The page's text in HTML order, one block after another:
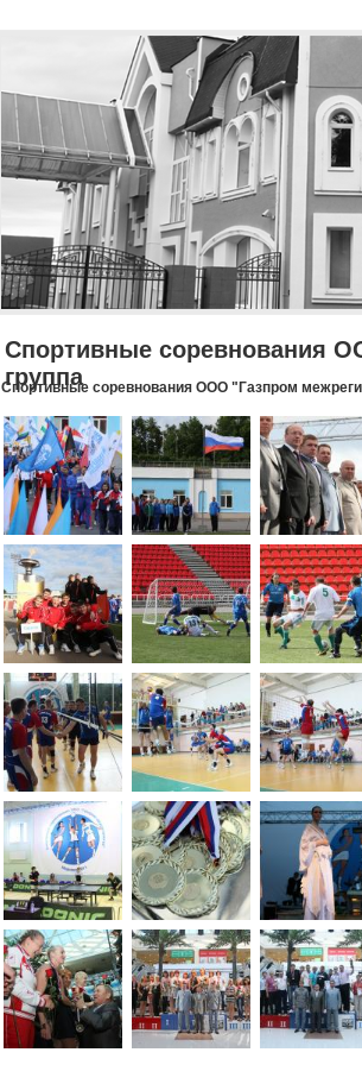
Спортивные соревнования
группа
Спортивные соревнования ООО "Газпром